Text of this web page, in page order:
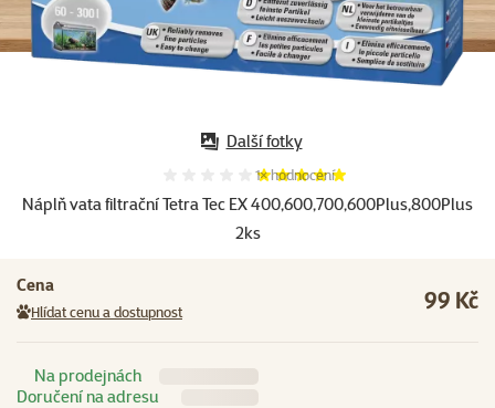
Náplň vata filtrační Tetra Tec EX 400,600,700,600Plus,800Plus
2ks
Hodnocení 100%, počet hodnocení:
1×hodnocení
Cena
Hlídat cenu a dostupnost 99 Kč
Na prodejnách
Doručení na adresu
Další fotky